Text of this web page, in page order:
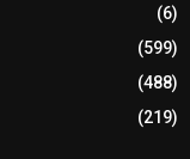
(6)
(599)
(488)
(219)